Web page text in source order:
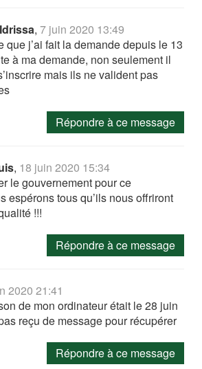
,7 juin 2020 13:49
que j’ai fait la demande depuis le 13
à ma demande, non seulement il
mais ils ne valident pas
Répondre à ce message
, 18 juin 2020 15:34
le gouvernement pour ce
espérons tous qu’ils nous offriront
!!!
Répondre à ce message
2020 21:41
de mon ordinateur était le 28 juin
reçu de message pour récupérer
Répondre à ce message